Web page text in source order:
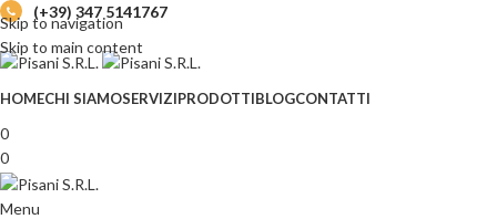
Skip to navigation
Skip to main content
(+39) 347 5141767
HOMECHI SIAMOSERVIZIPRODOTTIBLOGCONTATTI
0
0
Menu